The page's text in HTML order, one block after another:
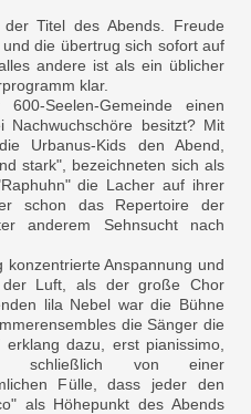
Titel des Abends. Freude
die übertrug sich sofort auf
andere ist als ein üblicher
klar.
Seelen-Gemeinde einen
Nachwuchschöre besitzt? Mit
Urbanus-Kids den Abend,
stark", bezeichneten sich als
die Lacher auf ihrer
schon das Repertoire der
anderem Sehnsucht nach
Anspannung und
der Luft, als der große Chor
lila Nebel war die Bühne
die Sänger die
dazu, erst pianissimo,
schließlich von einer
Fülle, dass jeder den
als Höhepunkt des Abends